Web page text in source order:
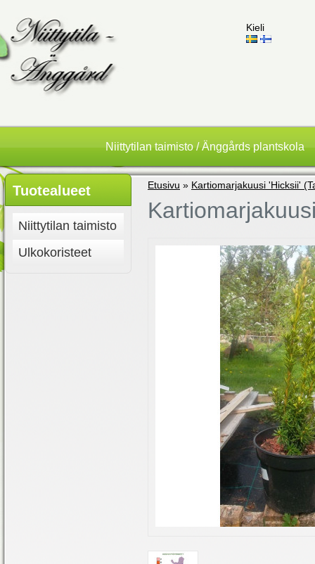
Kieli
Niittytilan taimisto / Änggårds plantskola
Tuotealueet
Niittytilan taimisto
Ulkokoristeet
Etusivu » Kartiomarjakuusi 'Hicksii'